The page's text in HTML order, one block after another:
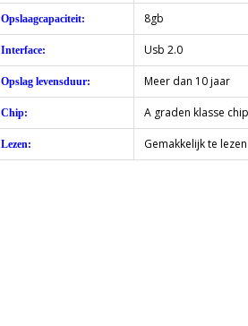
Opslaagcapaciteit: 8gb
Interface: Usb 2.0
Opslag levensduur: Meer dan 10 jaar
Chip: A graden klasse chip
Lezen: Gemakkelijk te